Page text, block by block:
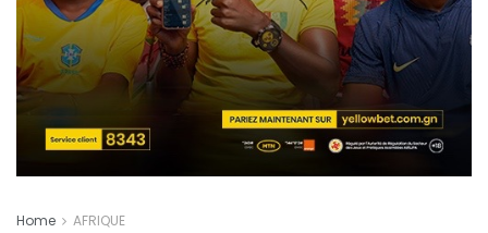
Home AFRIQUE